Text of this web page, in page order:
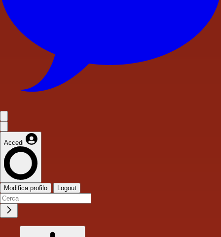
Accedi
Modifica profilo Logout